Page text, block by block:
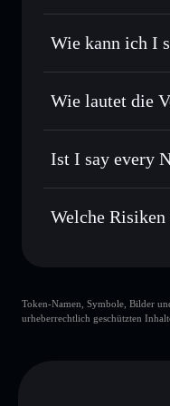
Privat senden–
Aggregators
Wie kann ich I
I
Wie lautet die
Wallet
N…..
Ist I say every
I say every N word
Welche
Token-Namen, Symbole, Bilder
urheberrechtlich geschützten